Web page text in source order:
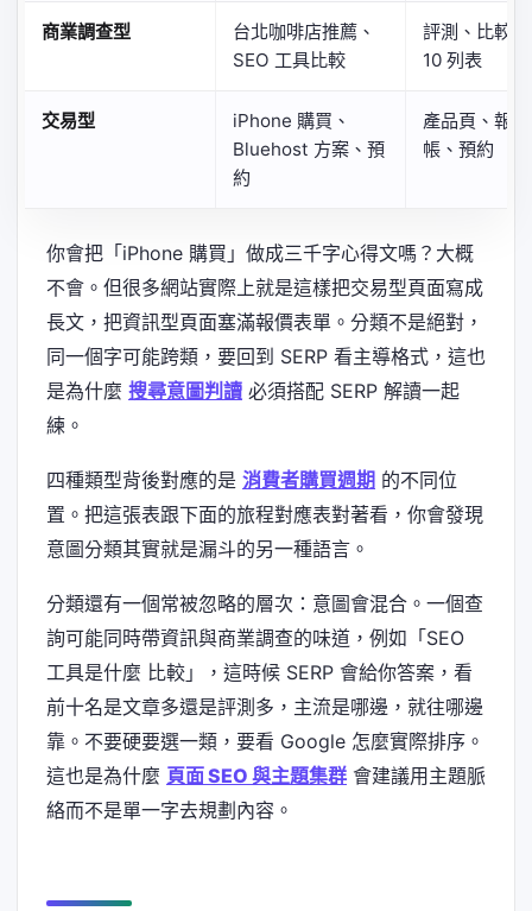
商業調查型
台北咖啡店推薦、
SEO 工具比較
評測、比較
10 列表
交易型
iPhone 購買、
Bluehost 方案、預
約
產品頁、報
帳、預約
你會把「iPhone 購買」做成三千字心得文嗎？大概
不會。但很多網站實際上就是這樣把交易型頁面寫成
長文，把資訊型頁面塞滿報價表單。分類不是絕對，
同一個字可能跨類，要回到 SERP 看主導格式，這也
是為什麼 搜尋意圖判讀 必須搭配 SERP 解讀一起
練。
四種類型背後對應的是 消費者購買週期 的不同位
置。把這張表跟下面的旅程對應表對著看，你會發現
意圖分類其實就是漏斗的另一種語言。
分類還有一個常被忽略的層次：意圖會混合。一個查
詢可能同時帶資訊與商業調查的味道，例如「SEO
工具是什麼 比較」，這時候 SERP 會給你答案，看
前十名是文章多還是評測多，主流是哪邊，就往哪邊
靠。不要硬要選一類，要看 Google 怎麼實際排序。
這也是為什麼 頁面 SEO 與主題集群 會建議用主題脈
絡而不是單一字去規劃內容。